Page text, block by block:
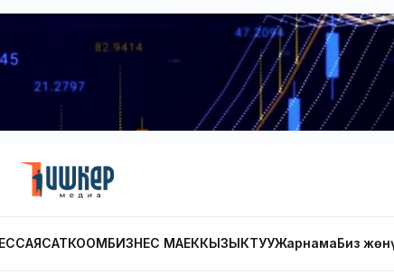
САЯСАТКООМБИЗНЕС МАЕККЫЗЫКТУУЖарнамаБиз